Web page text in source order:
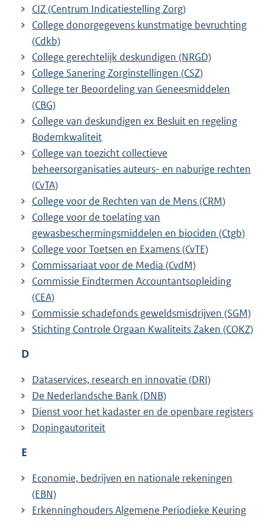
CIZ (Centrum Indicatiestelling Zorg)
College donorgegevens kunstmatige bevruchting
(Cdkb)
College gerechtelijk deskundigen (NRGD)
College Sanering Zorginstellingen (CSZ)
College ter Beoordeling van Geneesmiddelen
(CBG)
College van deskundigen ex Besluit en regeling
Bodemkwaliteit
College van toezicht collectieve
beheersorganisaties auteurs- en naburige rechten
(CvTA)
College voor de Rechten van de Mens (CRM)
College voor de toelating van
gewasbeschermingsmiddelen en biociden (Ctgb)
College voor Toetsen en Examens (CvTE)
Commissariaat voor de Media (CvdM)
Commissie Eindtermen Accountantsopleiding
(CEA)
Commissie schadefonds geweldsmisdrijven (SGM)
Stichting Controle Orgaan Kwaliteits Zaken (COKZ)
D
Dataservices, research en innovatie (DRI)
De Nederlandsche Bank (DNB)
Dienst voor het kadaster en de openbare registers
Dopingautoriteit
E
Economie, bedrijven en nationale rekeningen
(EBN)
Erkenninghouders Algemene Periodieke Keuring